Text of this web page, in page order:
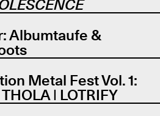
Albumtaufe &
Metal Fest Vol. 1:
| LOTRIFY